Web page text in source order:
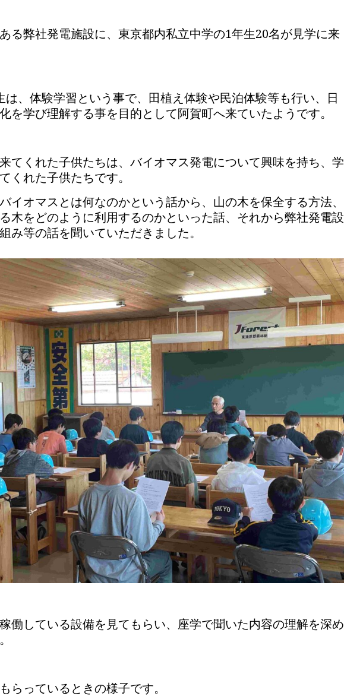
る弊社発電施設に、東京都内私立中学の1年生20名が見学に来
は、体験学習という事で、田植え体験や民泊体験等も行い、日
を学び理解する事を目的として阿賀町へ来ていたようです。
てくれた子供たちは、バイオマス発電について興味を持ち、学
くれた子供たちです。
イオマスとは何なのかという話から、山の木を保全する方法、
木をどのように利用するのかといった話、それから弊社発電設
み等の話を聞いていただきました。
働している設備を見てもらい、座学で聞いた内容の理解を深め
らっているときの様子です。